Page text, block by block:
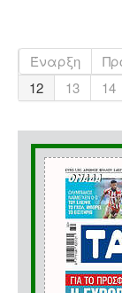
Έναρξη
12
13 14